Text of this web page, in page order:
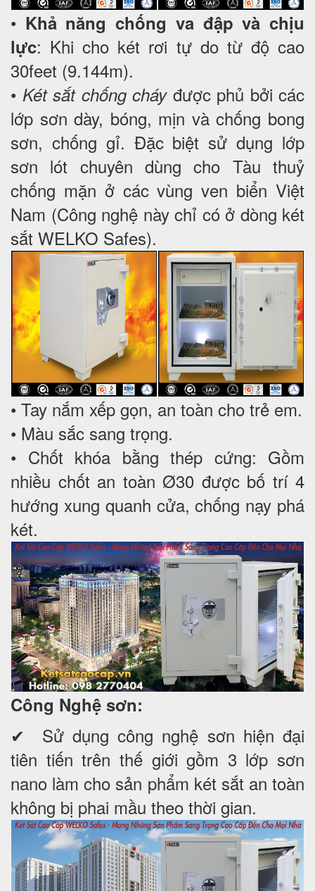
• Khả năng chống va đập và chịu
lực: Khi cho két rơi tự do từ độ cao
30feet (9.144m).
• Két sắt chống cháyđược phủ bởi các
lớp sơn dày, bóng, mịn và chống bong
sơn, chống gỉ. Đặc biệt sử dụng lớp
sơn lót chuyên dùng cho Tàu thuỷ
chống mặn ở các vùng ven biển Việt
Nam (Công nghệ này chỉ có ở dòng két
sắt WELKO Safes).
• Tay nắm xếp gọn, an toàn cho trẻ em.
• Màu sắc sang trọng.
• Chốt khóa bằng thép cứng: Gồm
nhiều chốt an toàn Ø30 được bố trí 4
hướng xung quanh cửa, chống nạy phá
két.
Công Nghệ sơn:
✔ Sử dụng công nghệ sơn hiện đại
tiên tiến trên thế giới gồm 3 lớp sơn
nano làm cho sản phẩm két sắt an toàn
không bị phai mầu theo thời gian.